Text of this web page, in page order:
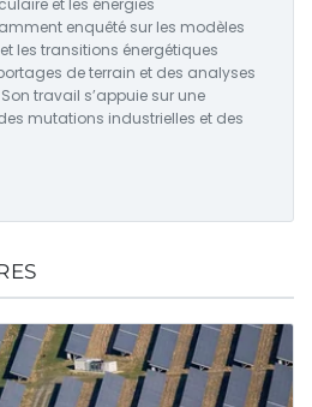
enquêté sur les modèles
les transitions énergétiques
de terrain et des analyses
travail s’appuie sur une
mutations industrielles et des